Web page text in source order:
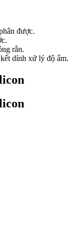
được.
rắn.
dính xử lý độ ẩm.